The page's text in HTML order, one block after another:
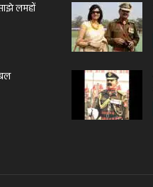
लमहों